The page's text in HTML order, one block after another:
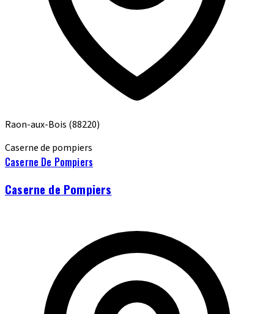
Raon-aux-Bois (88220)
Caserne de pompiers
Caserne De Pompiers
Caserne de Pompiers